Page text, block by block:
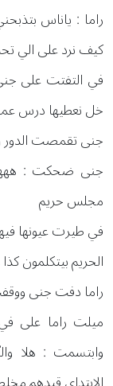
راما : ياناس
كيف نرد على الي
في التفتت على
خل نعطيها درس
جنى تقمصت الدور
جنى ضحكت : هههه
مجلس حريم
في طيرت عيونها
الحريم بيتكلمون
راما دفت جنى
ميلت راما على
وابتسمت : هلا